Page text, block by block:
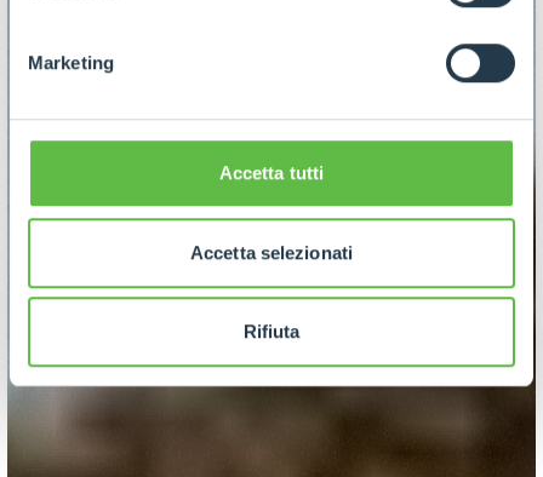
Marketing
Accetta tutti
Accetta selezionati
Rifiuta